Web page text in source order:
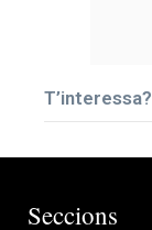
T’interessa?
Seccions